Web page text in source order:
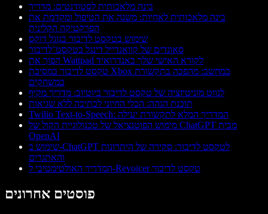
בינה מלאכותית לסטודנטים: מדריך
בינה מלאכותית לאחיות: משנה את הטיפול ומקדמת את
הפרקטיקה הקלינית
שימוש בטקסט לדיבור בגוגל דוקס
סאונדים של קוואנדייל דינגל בטקסט־לדיבור
הפוך את Wattpad לקורא האישי שלך באנדרואיד
טקסט לדיבור במסיבת Xbox במחשב: מהפכה בתקשורת
במשחקים
לנווט מוניטיזציה של טקסט לדיבור ביוטיוב: מדריך מקיף
תוכנת הגהה: הכלי החיוני לכתיבה ללא שגיאות
Twilio Text-to-Speech: המדריך המלא לתקשורת יעילה
מימוש הפוטנציאל של טכנולוגיית הקול של ChatGPT מבית
OpenAI
שימוש ב-ChatGPT לטקסט לדיבור: סקירה של היתרונות
והאתגרים
המדריך האולטימטיבי ל-Revoicer טקסט לדיבור
פוסטים אחרונים